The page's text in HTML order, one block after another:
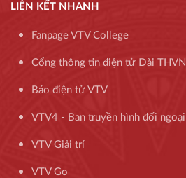
LIÊN KẾT NHANH
Fanpage VTV College
Cổng thông tin điện tử Đài THVN
Báo điện tử VTV
VTV4 - Ban truyền hình đối ngoại
VTV Giải trí
VTV Go